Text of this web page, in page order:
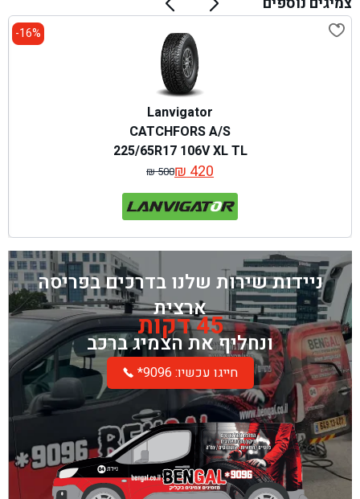
16%-
Lanvigator
CATCHFORS A/S
225/65R17 106V XL TL
₪500
המחיר
המקורי
היה:
₪ 500.
₪420 המחיר
הנוכחי
הוא:
₪ 420.
ניידות שירות שלנו בדרכים בפריסה
ארצית
45 דקות
ונחליף את הצמיג ברכב
*חייגו עכשיו: 9096